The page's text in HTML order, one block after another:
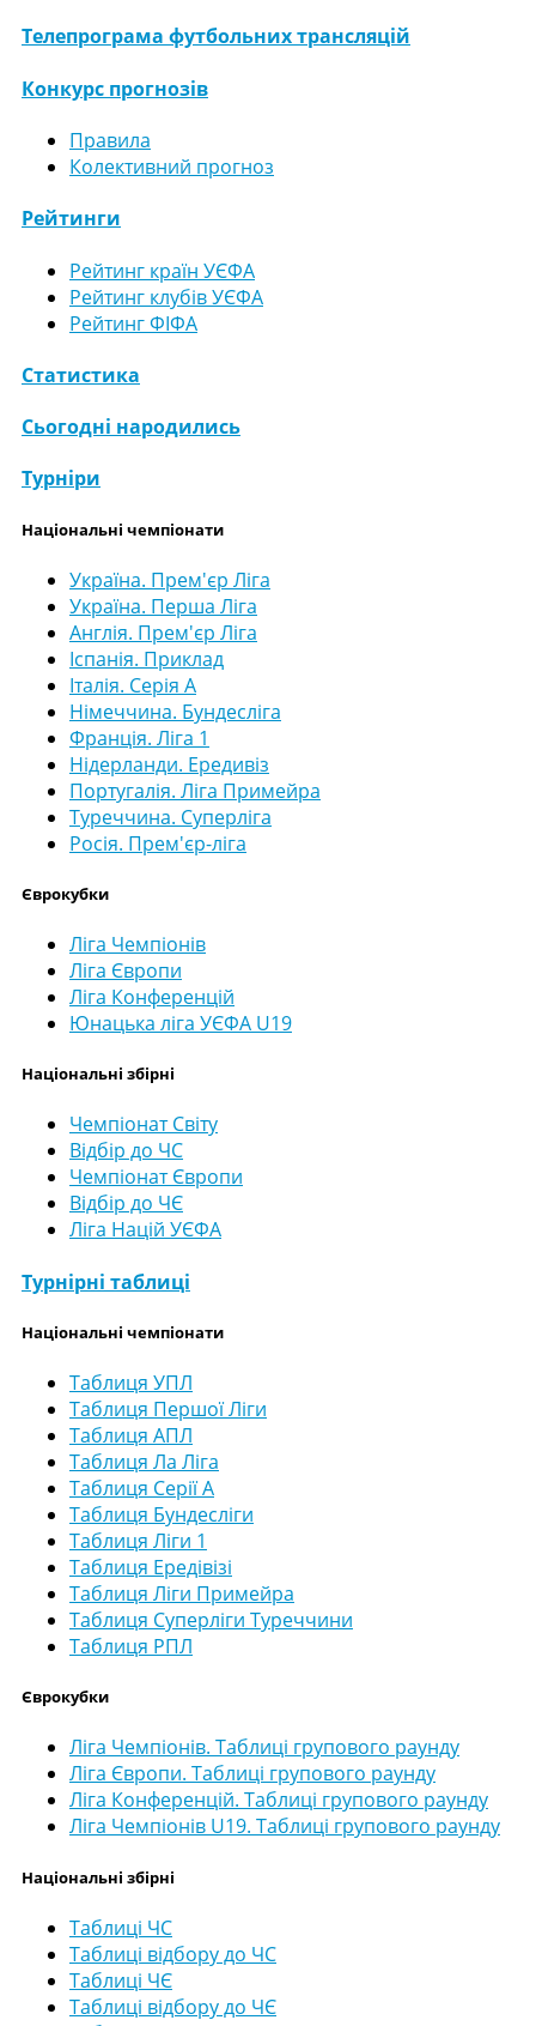
Телепрограма футбольних трансляцій
Конкурс прогнозів
Правила
Колективний прогноз
Рейтинги
Рейтинг країн УЄФА
Рейтинг клубів УЄФА
Рейтинг ФІФА
Статистика
Сьогодні народились
Турніри
Національні чемпіонати
Україна. Прем'єр Ліга
Україна. Перша Ліга
Англія. Прем'єр Ліга
Іспанія. Приклад
Італія. Серія А
Німеччина. Бундесліга
Франція. Ліга 1
Нідерланди. Ередивіз
Португалія. Ліга Примейра
Туреччина. Суперліга
Росія. Прем'єр-ліга
Єврокубки
Ліга Чемпіонів
Ліга Європи
Ліга Конференцій
Юнацька ліга УЄФА U19
Національні збірні
Чемпіонат Світу
Відбір до ЧС
Чемпіонат Європи
Відбір до ЧЄ
Ліга Націй УЄФА
Турнірні таблиці
Національні чемпіонати
Таблиця УПЛ
Таблиця Першої Ліги
Таблиця АПЛ
Таблиця Ла Ліга
Таблиця Серії А
Таблиця Бундесліги
Таблиця Ліги 1
Таблиця Ередівізі
Таблиця Ліги Примейра
Таблиця Суперліги Туреччини
Таблиця РПЛ
Єврокубки
Ліга Чемпіонів. Таблиці групового раунду
Ліга Європи. Таблиці групового раунду
Ліга Конференцій. Таблиці групового раунду
Ліга Чемпіонів U19. Таблиці групового раунду
Національні збірні
Таблиці ЧС
Таблиці відбору до ЧС
Таблиці ЧЄ
Таблиці відбору до ЧЄ